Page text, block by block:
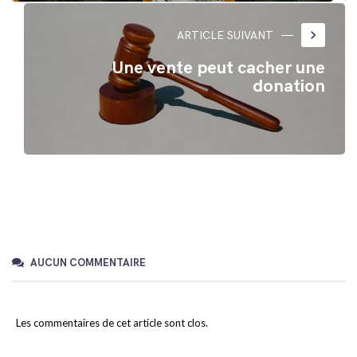
ARTICLE SUIVANT keyboard_arrow_right
Une vente peut cacher une
donation
AUCUN COMMENTAIRE
Les commentaires de cet article sont clos.